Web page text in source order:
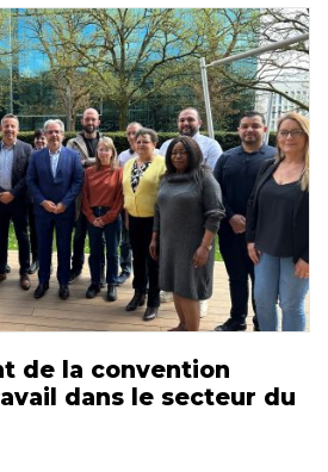
de la convention
dans le secteur du